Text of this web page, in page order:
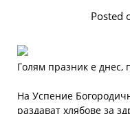
Posted
Голям празник е днес,
На Успение
раздават хлябове за